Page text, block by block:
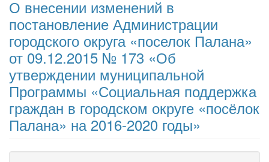
О внесении изменений в
постановление Администрации
городского округа «поселок Палана»
от 09.12.2015 № 173 «Об
утверждении муниципальной
Программы «Социальная поддержка
граждан в городском округе «посёлок
Палана» на 2016-2020 годы»